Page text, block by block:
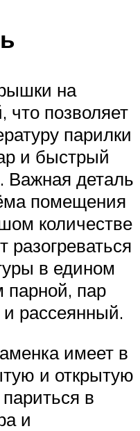
на
что позволяет
парилки
и быстрый
Важная деталь
помещения
количестве
разогреваться
в едином
парной, пар
рассеянный.
имеет в
и открытую
в
и